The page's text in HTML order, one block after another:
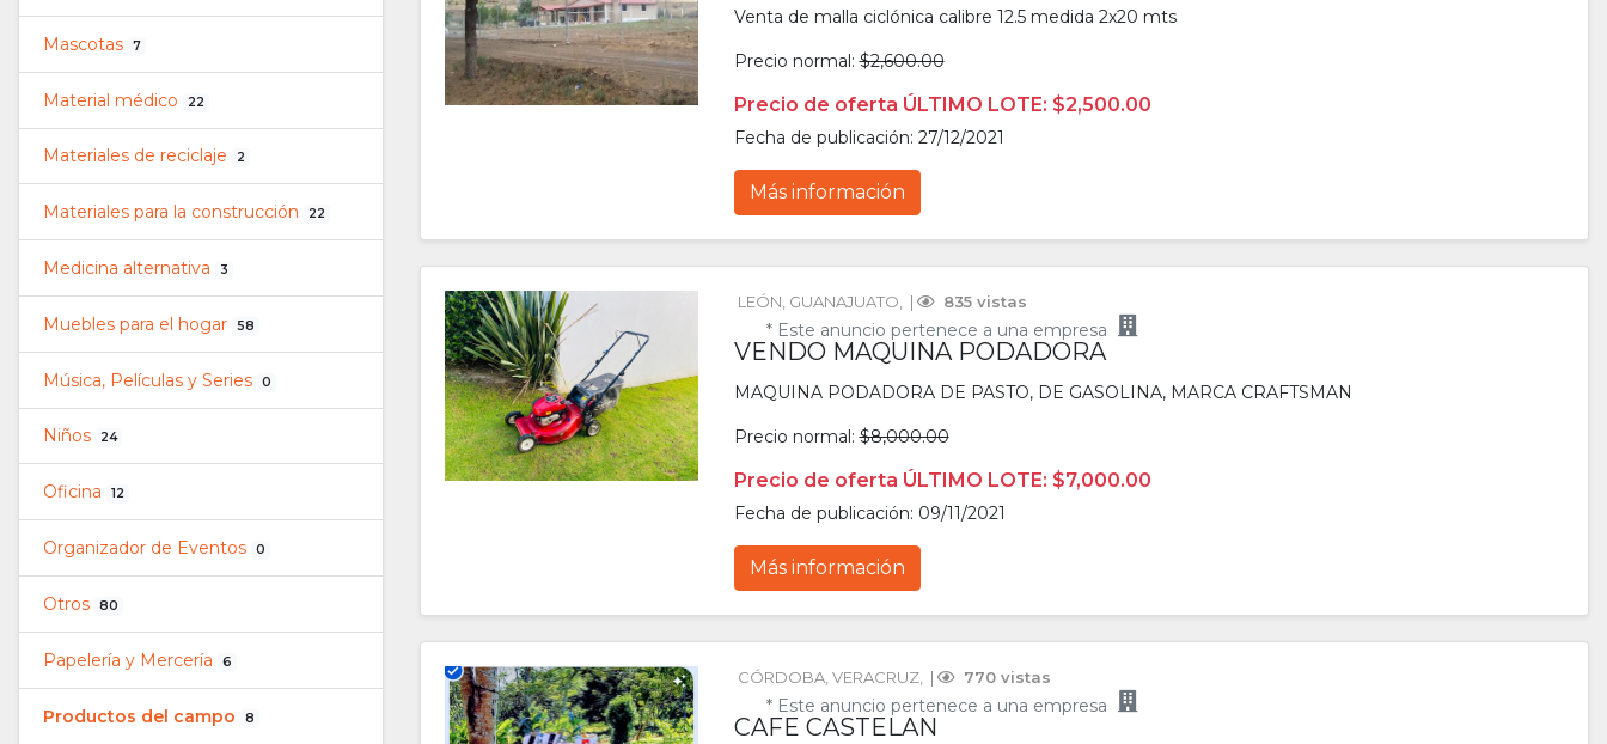
Mascotas 7
Material médico 22
Materiales de reciclaje 2
Materiales para la construcción 22
Medicina alternativa 3
Muebles para el hogar 58
Música, Películas y Series 0
Niños 24
Oficina 12
Organizador de Eventos 0
Otros 80
Papelería y Mercería 6
Productos del campo 8
Venta de malla ciclónica calibre 12.5 medida 2x20 mts
Precio normal:$2,600.00
Precio de oferta ÚLTIMO LOTE: $2,500.00
Fecha de publicación: 27/12/2021
Más información
LEÓN, GUANAJUATO, | 835 vistas
* Este anuncio pertenece a una empresa
VENDO MAQUINA PODADORA
MAQUINA PODADORA DE PASTO, DE GASOLINA, MARCA CRAFTSMAN
Precio normal:$8,000.00
Precio de oferta ÚLTIMO LOTE: $7,000.00
Fecha de publicación: 09/11/2021
Más información
CÓRDOBA, VERACRUZ, | 770 vistas
* Este anuncio pertenece a una empresa
CAFE CASTELAN